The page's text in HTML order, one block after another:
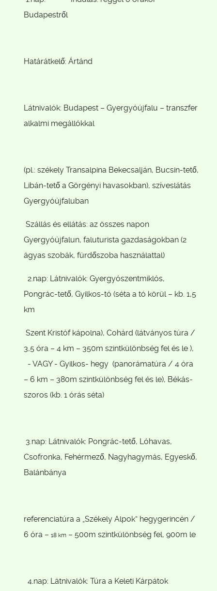
Budapestről
Határátkelő: Ártánd
Látnivalók: Budapest – Gyergyóújfalu – transzfer
alkalmi megállókkal
(pl.: székely Transalpina Bekecsalján, Bucsin-tető,
Libán-tető a Görgényi havasokban), szíveslátás
Gyergyóújfaluban
Szállás és ellátás: az összes napon
Gyergyóújfalun, faluturista gazdaságokban (2
ágyas szobák, fürdőszoba használattal)
2.nap: Látnivalók: Gyergyószentmiklós,
Pongrác-tető, Gyilkos-tó (séta a tó körül – kb. 1,5
km
Szent Kristóf kápolna), Cohárd (látványos túra /
3,5 óra – 4 km – 350m szintkülönbség fel és le ),
- VAGY - Gyilkos- hegy (panorámatúra / 4 óra
– 6 km – 380m szintkülönbség fel és le), Békás-
szoros (kb. 1 órás séta)
3.nap: Látnivalók: Pongrác-tető, Lóhavas,
Csofronka, Fehérmező, Nagyhagymás, Egyeskő,
Balánbánya
referenciatúra a „Székely Alpok” hegygerincén /
6 óra – 18 km – 500m szintkülönbség fel, 900m le
4.nap: Látnivalók: Túra a Keleti Kárpátok